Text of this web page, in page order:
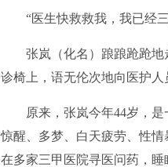
“医生快救救我，我已经三
张岚（化名）踉踉跄跄地走
诊椅上，语无伦次地向医护人
原来，张岚今年44岁，是
惊醒、多梦、白天疲劳、性
在多家三甲医院寻医问药，